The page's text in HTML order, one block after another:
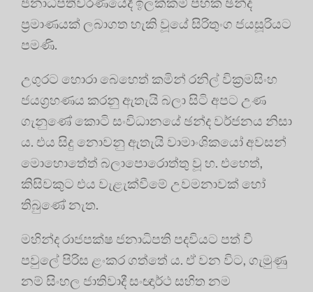
ප්‍රමාණයක් ලබාගත හැකි වූයේ සිරිතුංග ජයසූරියට
පමණි.
උගුරට හොරා බෙහෙත් කමින් රනිල් වික්‍රමසිංහ
ජයග්‍රහණය කරනු ඇතැයි බලා සිටි අපට උණ
ගැනුණේ කොටි සංවිධානයේ ඡන්ද වර්ජනය නිසා
ය. එය සිදු නොවනු ඇතැයි වාමාංශිකයෝ අවසන්
මොහොතේත් බලාපොරොත්තු වූ හ. එහෙත්,
කිසිවකුට එය වැළැක්වීමේ උවමනාවක් හෝ
තිබුණේ නැත.
මහින්ද රාජපක්ෂ ජනාධිපති පදවියට පත් වී
පවුලේ පිරිස ළංකර ගත්තේ ය. ඒ වන විට, ගැමුණු
නම් සිංහල ජාතිවාදී සංඥාර්ථ සහිත නම